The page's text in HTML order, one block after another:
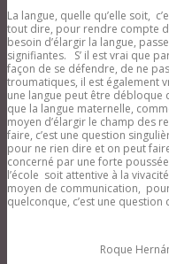
La langue, quelle qu’elle soit,
tout dire, pour rendre compte
besoin d’élargir la langue,
signifiantes. S’ il est vrai que
façon de se défendre, de ne
troumatiques, il est également
une langue peut être débloque
que la langue maternelle,
moyen d’élargir le champ des
faire, c’est une question
pour ne rien dire et on peut
concerné par une forte
l’école soit attentive à la
moyen de communication,
quelconque, c’est une
Roque Hernández.